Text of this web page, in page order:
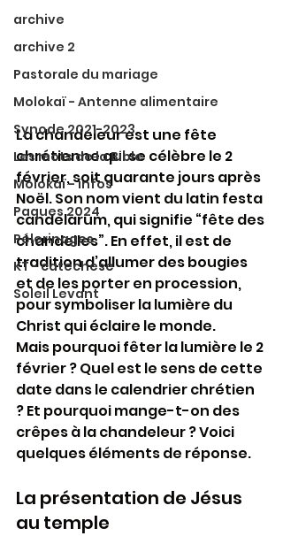
archive
archive 2
Pastorale du mariage
Molokaï - Antenne alimentaire
Synode 2021-2023
Les mots de la Bible
Molokaï - infos
Paques 2024
Pélerinages
KT - catechese
Soleil Levant
La chandeleur est une fête
chrétienne qui se célèbre le 2
février, soit quarante jours après
Noël. Son nom vient du latin festa
candelarum, qui signifie “fête des
chandelles”. En effet, il est de
tradition d’allumer des bougies
et de les porter en procession,
pour symboliser la lumière du
Christ qui éclaire le monde.
Mais pourquoi fêter la lumière le 2
février ? Quel est le sens de cette
date dans le calendrier chrétien
? Et pourquoi mange-t-on des
crêpes à la chandeleur ? Voici
quelques éléments de réponse.
La présentation de Jésus
au temple